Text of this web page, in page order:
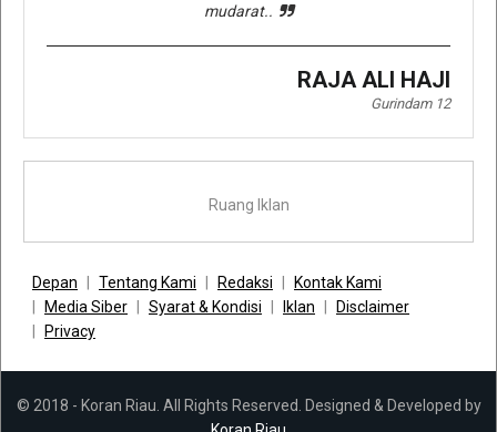
mudarat..
RAJA ALI HAJI
Gurindam 12
Ruang Iklan
Depan Tentang Kami Redaksi
Kontak Kami
Media Siber
Syarat & Kondisi Iklan
Disclaimer
Privacy
© 2018 - Koran Riau. All Rights Reserved. Designed & Developed by